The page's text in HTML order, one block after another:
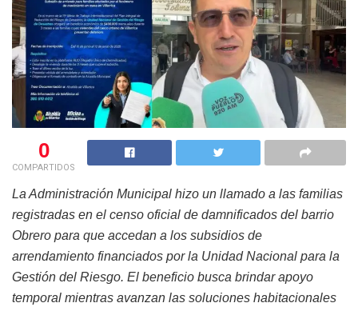
0
COMPARTIDOS
La Administración Municipal hizo un llamado a las familias
registradas en el censo oficial de damnificados del barrio
Obrero para que accedan a los subsidios de
arrendamiento financiados por la Unidad Nacional para la
Gestión del Riesgo. El beneficio busca brindar apoyo
temporal mientras avanzan las soluciones habitacionales